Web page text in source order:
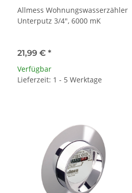
Allmess Wohnungswasserzähler
Unterputz 3/4", 6000 mK
21,99 € *
Verfügbar
Lieferzeit: 1 - 5 Werktage